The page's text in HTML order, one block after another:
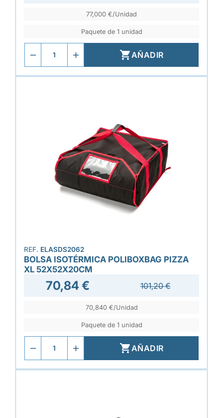
77,000 €/Unidad
Paquete de 1 unidad
AÑADIR
REF. ELASDS2062
BOLSA ISOTÉRMICA POLIBOXBAG PIZZA
XL 52X52X20CM
70,84 € 101,20 €
70,840 €/Unidad
Paquete de 1 unidad
AÑADIR